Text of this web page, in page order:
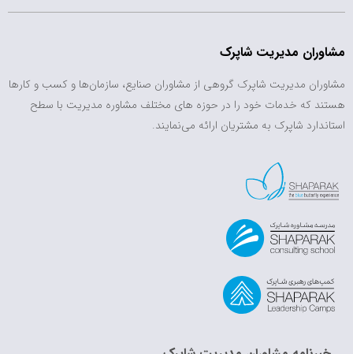
مشاوران مدیریت شاپرک
مشاوران مدیریت شاپرک گروهی از مشاوران صنایع، سازمان‌ها و کسب و کارها
هستند که خدمات خود را در حوزه های مختلف مشاوره مدیریت با سطح
استاندارد شاپرک به مشتریان ارائه می‌نمایند.